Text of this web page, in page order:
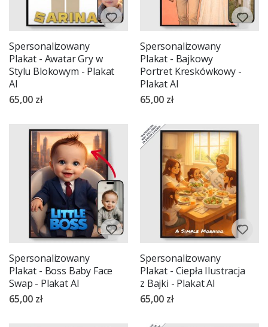
Spersonalizowany
Plakat - Awatar Gry w
Stylu Blokowym - Plakat
AI
65,00 zł
Spersonalizowany
Plakat - Bajkowy
Portret Kreskówkowy -
Plakat AI
65,00 zł
Spersonalizowany
Plakat - Boss Baby Face
Swap - Plakat AI
65,00 zł
Spersonalizowany
Plakat - Ciepła Ilustracja
z Bajki - Plakat AI
65,00 zł